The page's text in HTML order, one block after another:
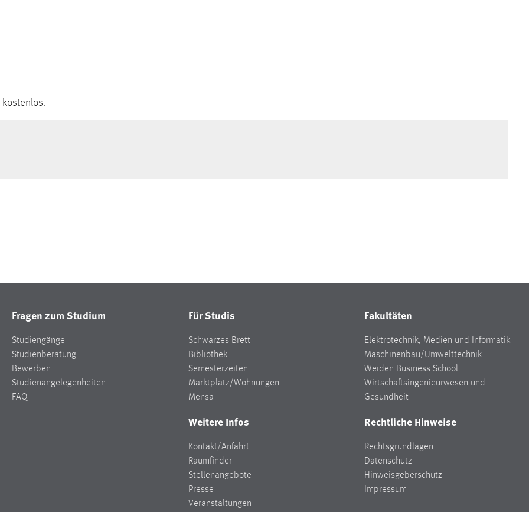
Fragen zum Studium
Studiengänge
Studienberatung
Bewerben
Studienangelegenheiten
FAQ
Für Studis
Schwarzes Brett
Bibliothek
Semesterzeiten
Marktplatz/Wohnungen
Mensa
Fakultäten
Elektrotechnik, Medien und Informatik
Maschinenbau/Umwelttechnik
Weiden Business School
Wirtschaftsingenieurwesen und
Gesundheit
Weitere Infos
Kontakt/Anfahrt
Raumfinder
Stellenangebote
Presse
Veranstaltungen
Rechtliche Hinweise
Rechtsgrundlagen
Datenschutz
Hinweisgeberschutz
Impressum